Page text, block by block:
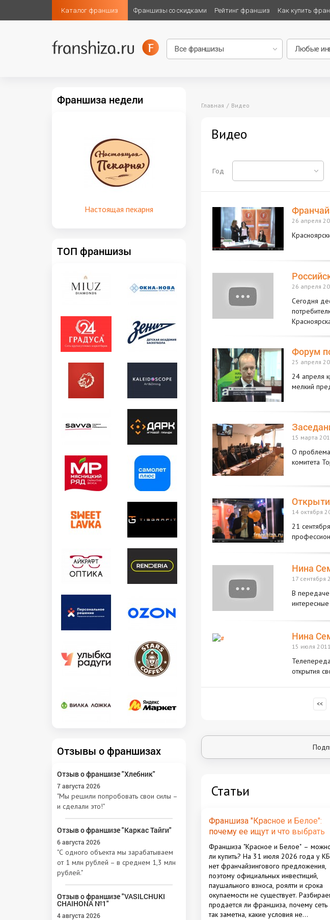
Каталог франшиз Франшизы со скидками Рейтинг франшиз Как купить
Главная Видео
Видео
Год
26 апреля
26 апреля
Сегодня
Форум
25 апреля
24 апреля
мелкий
15 марта
О
комитета
14 октября
21
Нина
17 сентября
В передаче
интересные
Нина
15 июля 2011
открытия
<<
Статьи
Франшиза "Красное и Белое":
почему ее ищут и что выбрать
вместо
Франшиза "Красное и Белое" –
ли купить? На 31 июля 2026 года у КБ
нет франчайзингового предложения,
поэтому официальных инвестиций,
паушального взноса, роялти и срока
окупаемости не существует.
продается ли франшиза, почему сеть
так заметна, какие условия не
Франшиза недели
Настоящая пекарня
ТОП франшизы
Отзывы о франшизах
Отзыв о франшизе "Хлебник"
7 августа 2026
"Мы решили попробовать свои силы –
и сделали это!"
Отзыв о франшизе "Каркас Тайги"
6 августа 2026
"С одного объекта мы зарабатываем
от 1 млн рублей – в среднем 1,3 млн
рублей."
Отзыв о франшизе "VASILCHUKI
CHAIHONA №1"
4 августа 2026